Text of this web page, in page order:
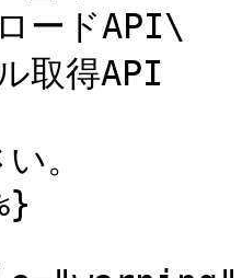
ードAPI\
取得API
。